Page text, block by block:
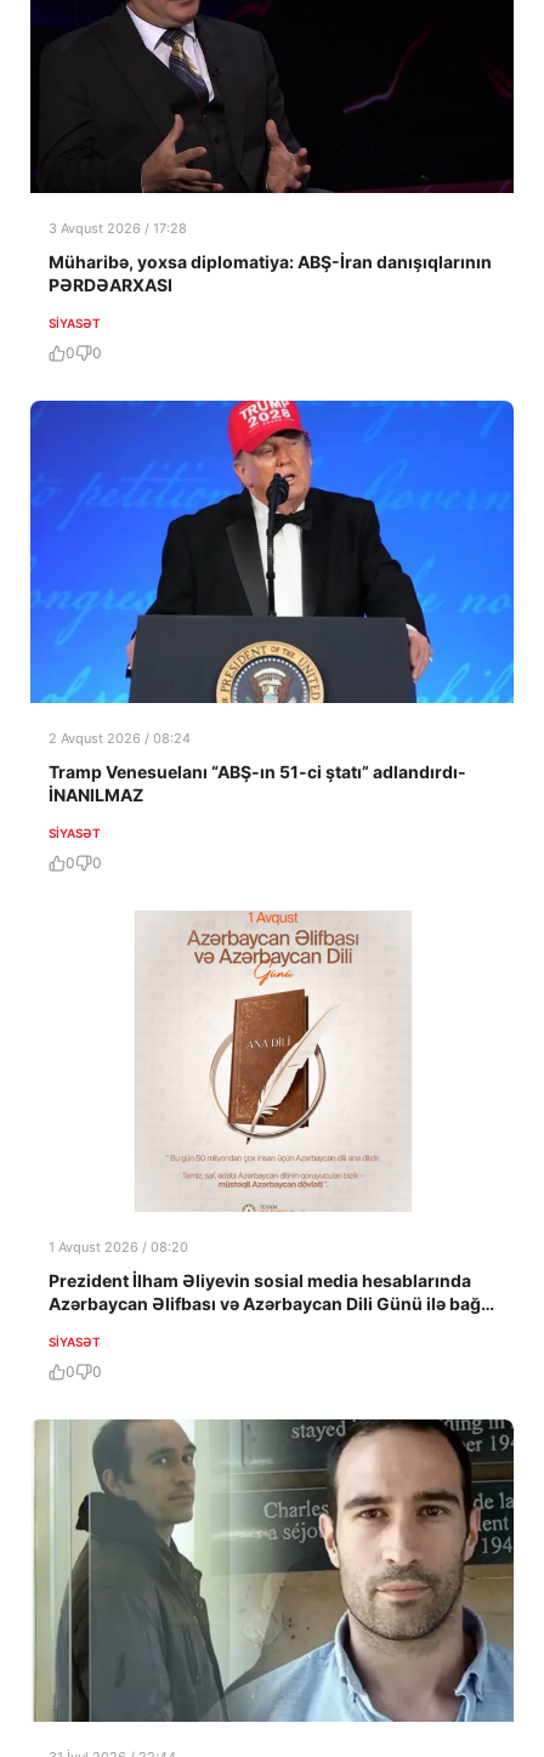
3 Avqust 2026 / 17:28
Müharibə, yoxsa diplomatiya: ABŞ-İran danışıqlarının
PƏRDƏARXASI
SIYASƏT
0 0
2 Avqust 2026 / 08:24
Tramp Venesuelanı “ABŞ-ın 51-ci ştatı” adlandırdı-
İNANILMAZ
SIYASƏT
0 0
1 Avqust 2026 / 08:20
Prezident İlham Əliyevin sosial media hesablarında
Azərbaycan Əlifbası və Azərbaycan Dili Günü ilə bağlı
SIYASƏT
0 0